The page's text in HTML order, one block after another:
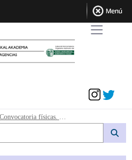
Autos judiciales -